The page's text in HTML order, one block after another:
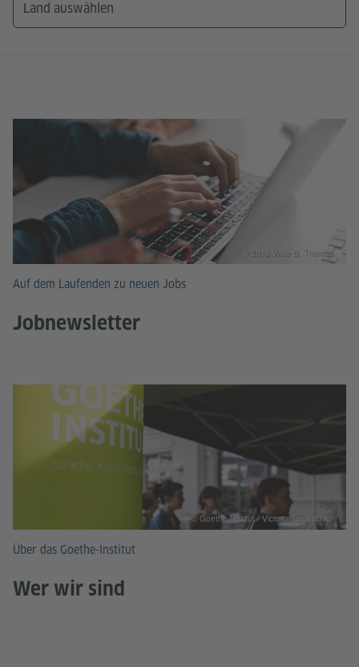
Auf dem Laufenden zu neuen Jobs
Jobnewsletter
© 2016 Willie B. Thomas
Über das Goethe-Institut
Wer wir sind
© Goethe-Institut / Victoria Tomaschko